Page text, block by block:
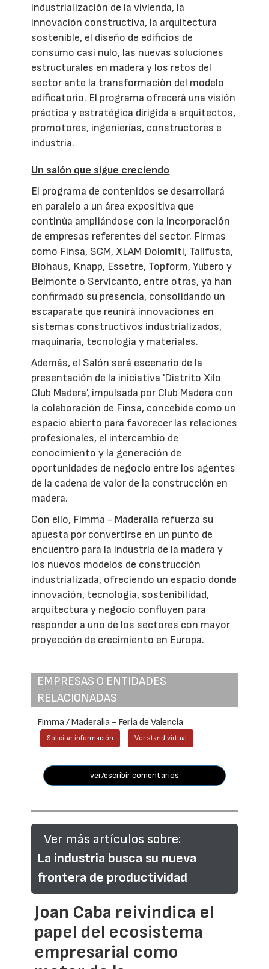
industrialización de la vivienda, la
innovación constructiva, la arquitectura
sostenible, el diseño de edificios de
consumo casi nulo, las nuevas soluciones
estructurales en madera y los retos del
sector ante la transformación del modelo
edificatorio. El programa ofrecerá una visión
práctica y estratégica dirigida a arquitectos,
promotores, ingenierías, constructores e
industria.
Un salón que sigue creciendo
El programa de contenidos se desarrollará
en paralelo a un área expositiva que
continúa ampliándose con la incorporación
de empresas referentes del sector. Firmas
como Finsa, SCM, XLAM Dolomiti, Tallfusta,
Biohaus, Knapp, Essetre, Topform, Yubero y
Belmonte o Servicanto, entre otras, ya han
confirmado su presencia, consolidando un
escaparate que reunirá innovaciones en
sistemas constructivos industrializados,
maquinaria, tecnología y materiales.
Además, el Salón será escenario de la
presentación de la iniciativa 'Distrito Xilo
Club Madera', impulsada por Club Madera con
la colaboración de Finsa, concebida como un
espacio abierto para favorecer las relaciones
profesionales, el intercambio de
conocimiento y la generación de
oportunidades de negocio entre los agentes
de la cadena de valor de la construcción en
madera.
Con ello, Fimma - Maderalia refuerza su
apuesta por convertirse en un punto de
encuentro para la industria de la madera y
los nuevos modelos de construcción
industrializada, ofreciendo un espacio donde
innovación, tecnología, sostenibilidad,
arquitectura y negocio confluyen para
responder a uno de los sectores con mayor
proyección de crecimiento en Europa.
EMPRESAS O ENTIDADES
RELACIONADAS
Fimma / Maderalia - Feria de Valencia
Solicitar información Ver stand virtual
ver/escribir comentarios
Ver más artículos sobre:
La industria busca su nueva
frontera de productividad
Joan Caba reivindica el
papel del ecosistema
empresarial como